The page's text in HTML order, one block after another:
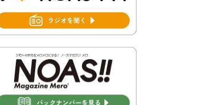
書が変わります！
2026年7月30日 豊前市立豊前
中学校の進捗状況について